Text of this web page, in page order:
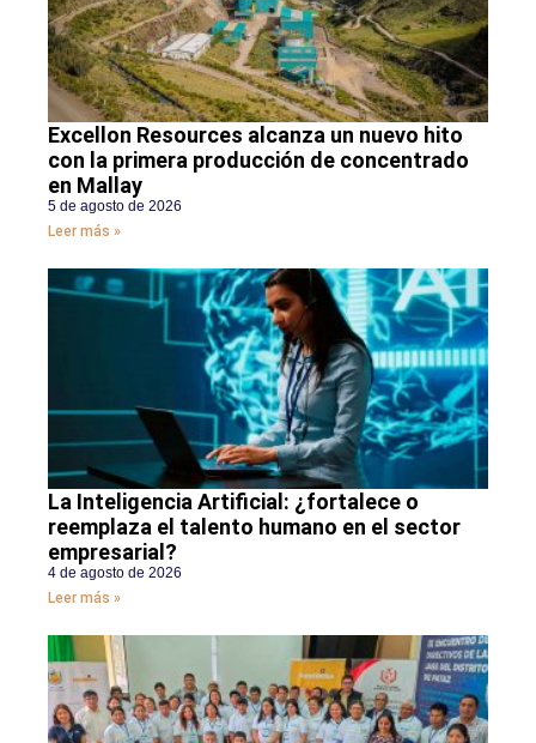
Excellon Resources alcanza un nuevo hito
con la primera producción de concentrado
en Mallay
5 de agosto de 2026
Leer más »
La Inteligencia Artificial: ¿fortalece o
reemplaza el talento humano en el sector
empresarial?
4 de agosto de 2026
Leer más »